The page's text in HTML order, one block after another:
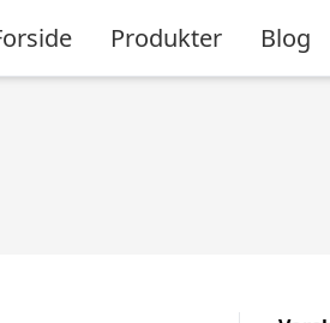
Produkter Blog